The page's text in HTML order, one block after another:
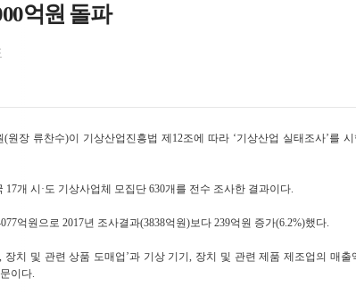
억원 돌파
원장 류찬수)이 기상산업진흥법 제12조에 따라 ‘기상산업 실태조사’를
개 시·도 기상사업체 모집단 630개를 전수 조사한 결과이다.
억원으로 2017년 조사결과(3838억원)보다 239억원 증가(6.2%)했다.
치 및 관련 상품 도매업’과 기상 기기, 장치 및 관련 제품 제조업의 매출
이다.